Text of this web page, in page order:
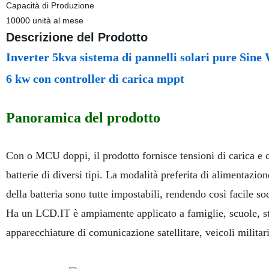
Capacità di Produzione
10000 unità al mese
Descrizione del Prodotto
Inverter 5kva sistema di pannelli solari pure Sine
6 kw con controller di carica mppt
Panoramica del prodotto
Con o MCU doppi, il prodotto fornisce tensioni di carica e
batterie di diversi tipi. La modalità preferita di
della batteria sono tutte impostabili, rendendo così facile
Ha un LCD.IT è ampiamente applicato a famiglie, scuole,
apparecchiature di comunicazione satellitare, veicoli